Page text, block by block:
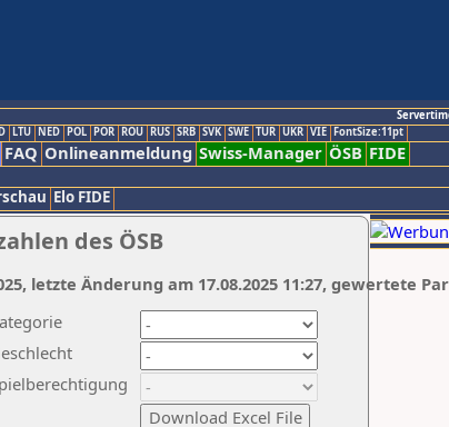
LTU NED POL POR ROU RUS SRB SVK SWE TUR UKR VIE FontSize:11pt
FAQ Onlineanmeldung Swiss-Manager ÖSB FIDE
Elo FIDE
des ÖSB
letzte Änderung am 17.08.2025 11:27, gewertete